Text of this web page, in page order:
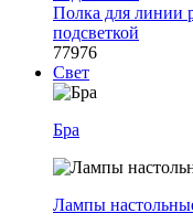
Полка для линии
подсветкой
77976
Свет
Бра
Лампы